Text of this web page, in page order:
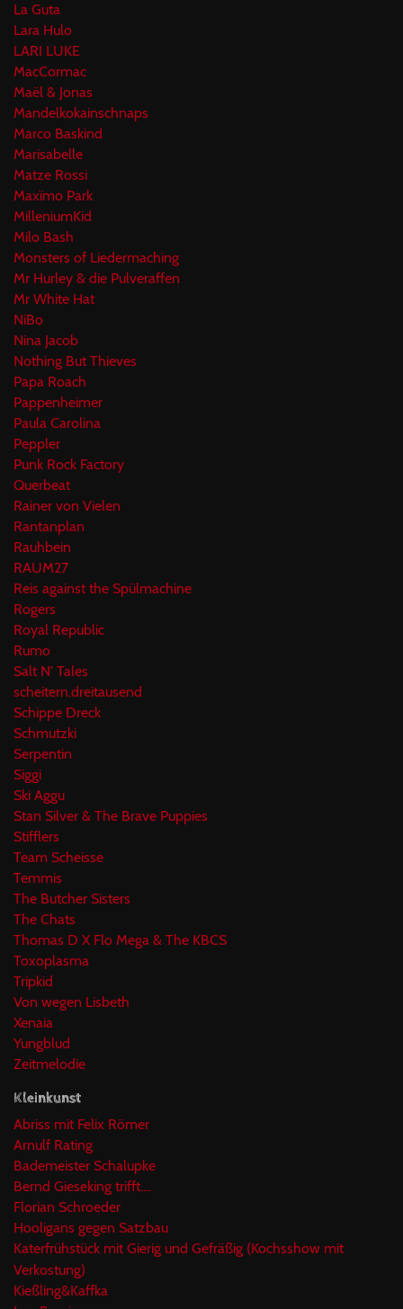
La Guta
Lara Hulo
LARI LUKE
MacCormac
Maël & Jonas
Mandelkokainschnaps
Marco Baskind
Marisabelle
Matze Rossi
Maxïmo Park
MilleniumKid
Milo Bash
Monsters of Liedermaching
Mr Hurley & die Pulveraffen
Mr White Hat
NiBo
Nina Jacob
Nothing But Thieves
Papa Roach
Pappenheimer
Paula Carolina
Peppler
Punk Rock Factory
Querbeat
Rainer von Vielen
Rantanplan
Rauhbein
RAUM27
Reis against the Spülmachine
Rogers
Royal Republic
Rumo
Salt N' Tales
scheitern.dreitausend
Schippe Dreck
Schmutzki
Serpentin
Siggi
Ski Aggu
Stan Silver & The Brave Puppies
Stifflers
Team Scheisse
Temmis
The Butcher Sisters
The Chats
Thomas D X Flo Mega & The KBCS
Toxoplasma
Tripkid
Von wegen Lisbeth
Xenaia
Yungblud
Zeitmelodie
Kleinkunst
Abriss mit Felix Römer
Arnulf Rating
Bademeister Schalupke
Bernd Gieseking trifft....
Florian Schroeder
Hooligans gegen Satzbau
Katerfrühstück mit Gierig und Gefräßig (Kochsshow mit
Verkostung)
Kießling&Kaffka